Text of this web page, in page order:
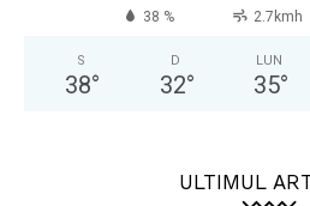
38 % 2.7kmh
S
38°
D
32°
LUN
35°
ULTIMUL